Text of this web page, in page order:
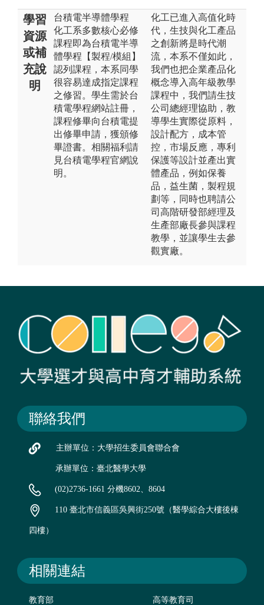
學習
資源
或補
充說
明
台積電半導體學程
化工系多數核心必修
課程即為台積電半導
體學程【製程/模組】
認列課程，本系同學
很容易達成指定課程
之修習。學生需於台
積電學程網站註冊，
課程修畢向台積電提
出修畢申請，獲頒修
畢證書。相關福利請
見台積電學程官網說
明。
化工已進入高值化時
代，生技與化工產品
之創新將是時代潮
流，本系不僅如此，
我們也把企業產品化
概念導入高年級教學
課程中，我們請生技
公司總經理協助，教
導學生實際從原料，
設計配方，成本管
控，市場反應，專利
保護等設計並產出實
體產品，例如保養
品，益生菌，製程規
劃等，同時也聘請公
司高階研發部經理及
生產部廠長參與課程
教學，並讓學生去參
觀實廠。
聯絡我們
主辦單位：大學招生委員會聯合會
承辦單位：臺北醫學大學
(02)2736-1661 分機8602、8604
110 臺北市信義區吳興街250號（醫學綜合大樓後棟
四樓）
相關連結
教育部 高等教育司